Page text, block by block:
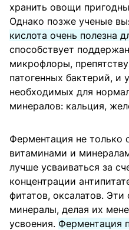
хранить овощи
Однако позже ученые
кислота очень полезна
способствует
микрофлоры,
патогенных бактерий, и
необходимых для
минералов: кальция,
Ферментация не только
витаминами и
лучше усваиваться за
концентрации
фитатов, оксалатов.
минералы, делая их
усвоения. Ферментация